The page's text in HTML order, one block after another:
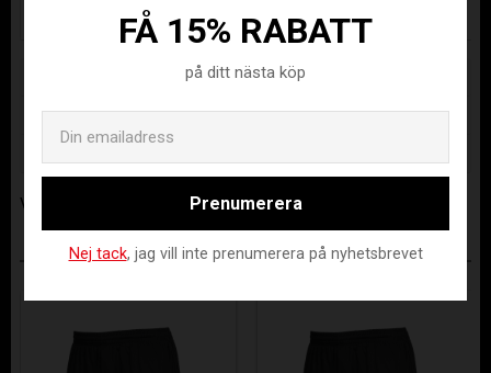
Artikelnr
IBFK-432003-8000-116
Visa alla produkter från Stanno Sverige AB
ANDRA KÖPTE ÄVEN
FÅ 15% RABATT
på ditt nästa köp
Prenumerera
Nej tack, jag vill inte prenumerera på nyhetsbrevet